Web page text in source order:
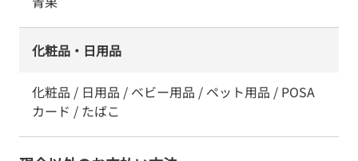
化粧品・日用品
化粧品 / 日用品 / ベビー用品 / ペット用品 / POSA
カード / たばこ